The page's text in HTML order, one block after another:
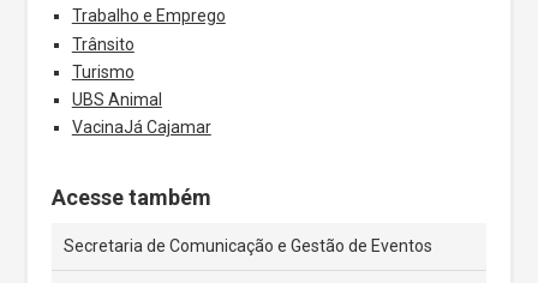
Trabalho e Emprego
Trânsito
Turismo
UBS Animal
VacinaJá Cajamar
Acesse também
Secretaria de Comunicação e Gestão de Eventos